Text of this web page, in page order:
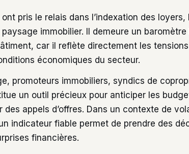
pris le relais dans l’indexation des loyers,
immobilier. Il demeure un
car il reflète directement les
économiques du secteur.
promoteurs immobiliers, syndics de
un outil précieux pour anticiper les
appels d’offres. Dans un contexte de
indicateur fiable permet de prendre des
financières.